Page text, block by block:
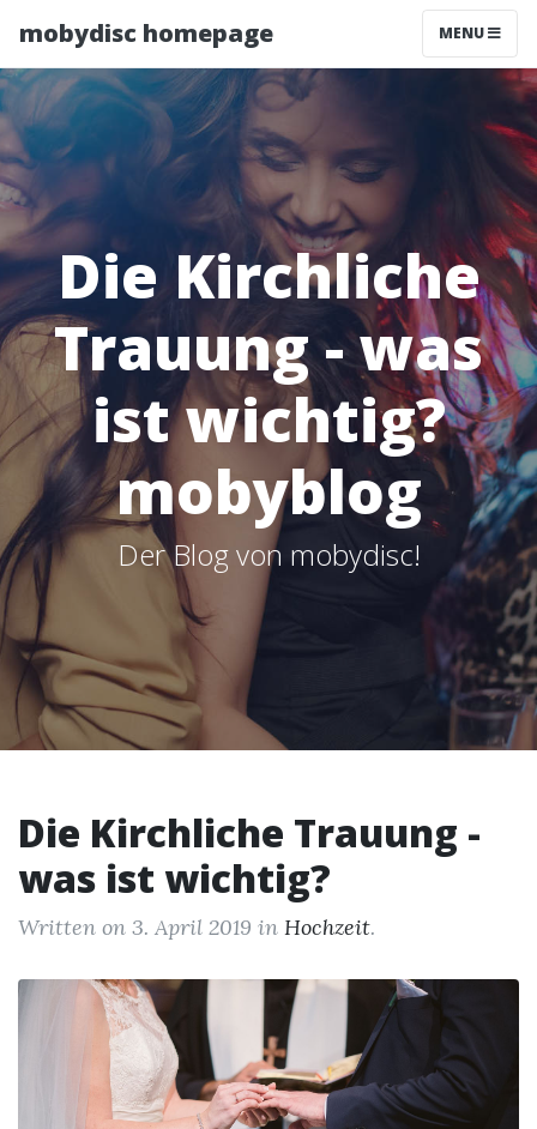
mobydisc homepage MENU
Die Kirchliche
Trauung - was
ist wichtig?
mobyblog
Der Blog von mobydisc!
Die Kirchliche Trauung -
was ist wichtig?
Written on 3. April 2019 in Hochzeit.